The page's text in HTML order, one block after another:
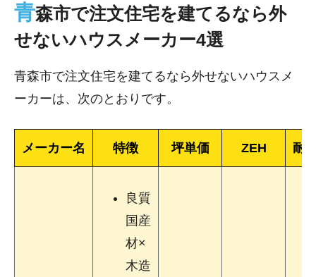
青森市で注文住宅を建てるなら外
せないハウスメーカー4選
青森市で注文住宅を建てるなら外せないハウスメ
ーカーは、次のとおりです。
メーカー名 特徴 坪単価 ZEH 耐
良質
国産
材×
木造